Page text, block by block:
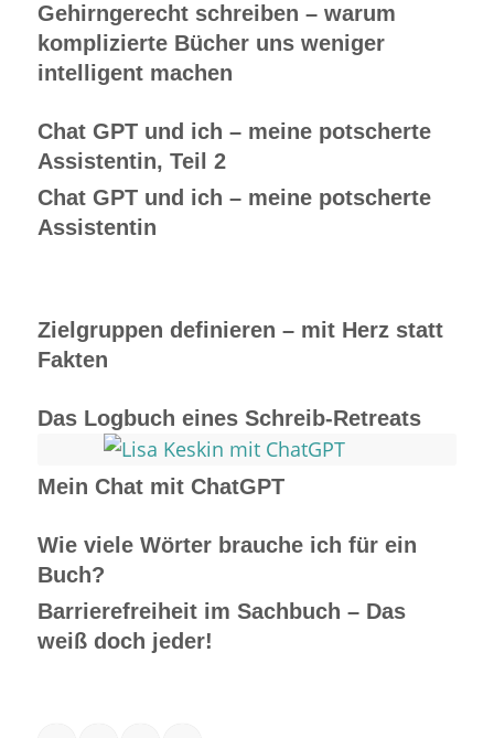
Gehirngerecht schreiben – warum
komplizierte Bücher uns weniger
intelligent machen
Chat GPT und ich – meine potscherte
Assistentin, Teil 2
Chat GPT und ich – meine potscherte
Assistentin
Zielgruppen definieren – mit Herz statt
Fakten
Das Logbuch eines Schreib-Retreats
Mein Chat mit ChatGPT
Wie viele Wörter brauche ich für ein
Buch?
Barrierefreiheit im Sachbuch – Das
weiß doch jeder!